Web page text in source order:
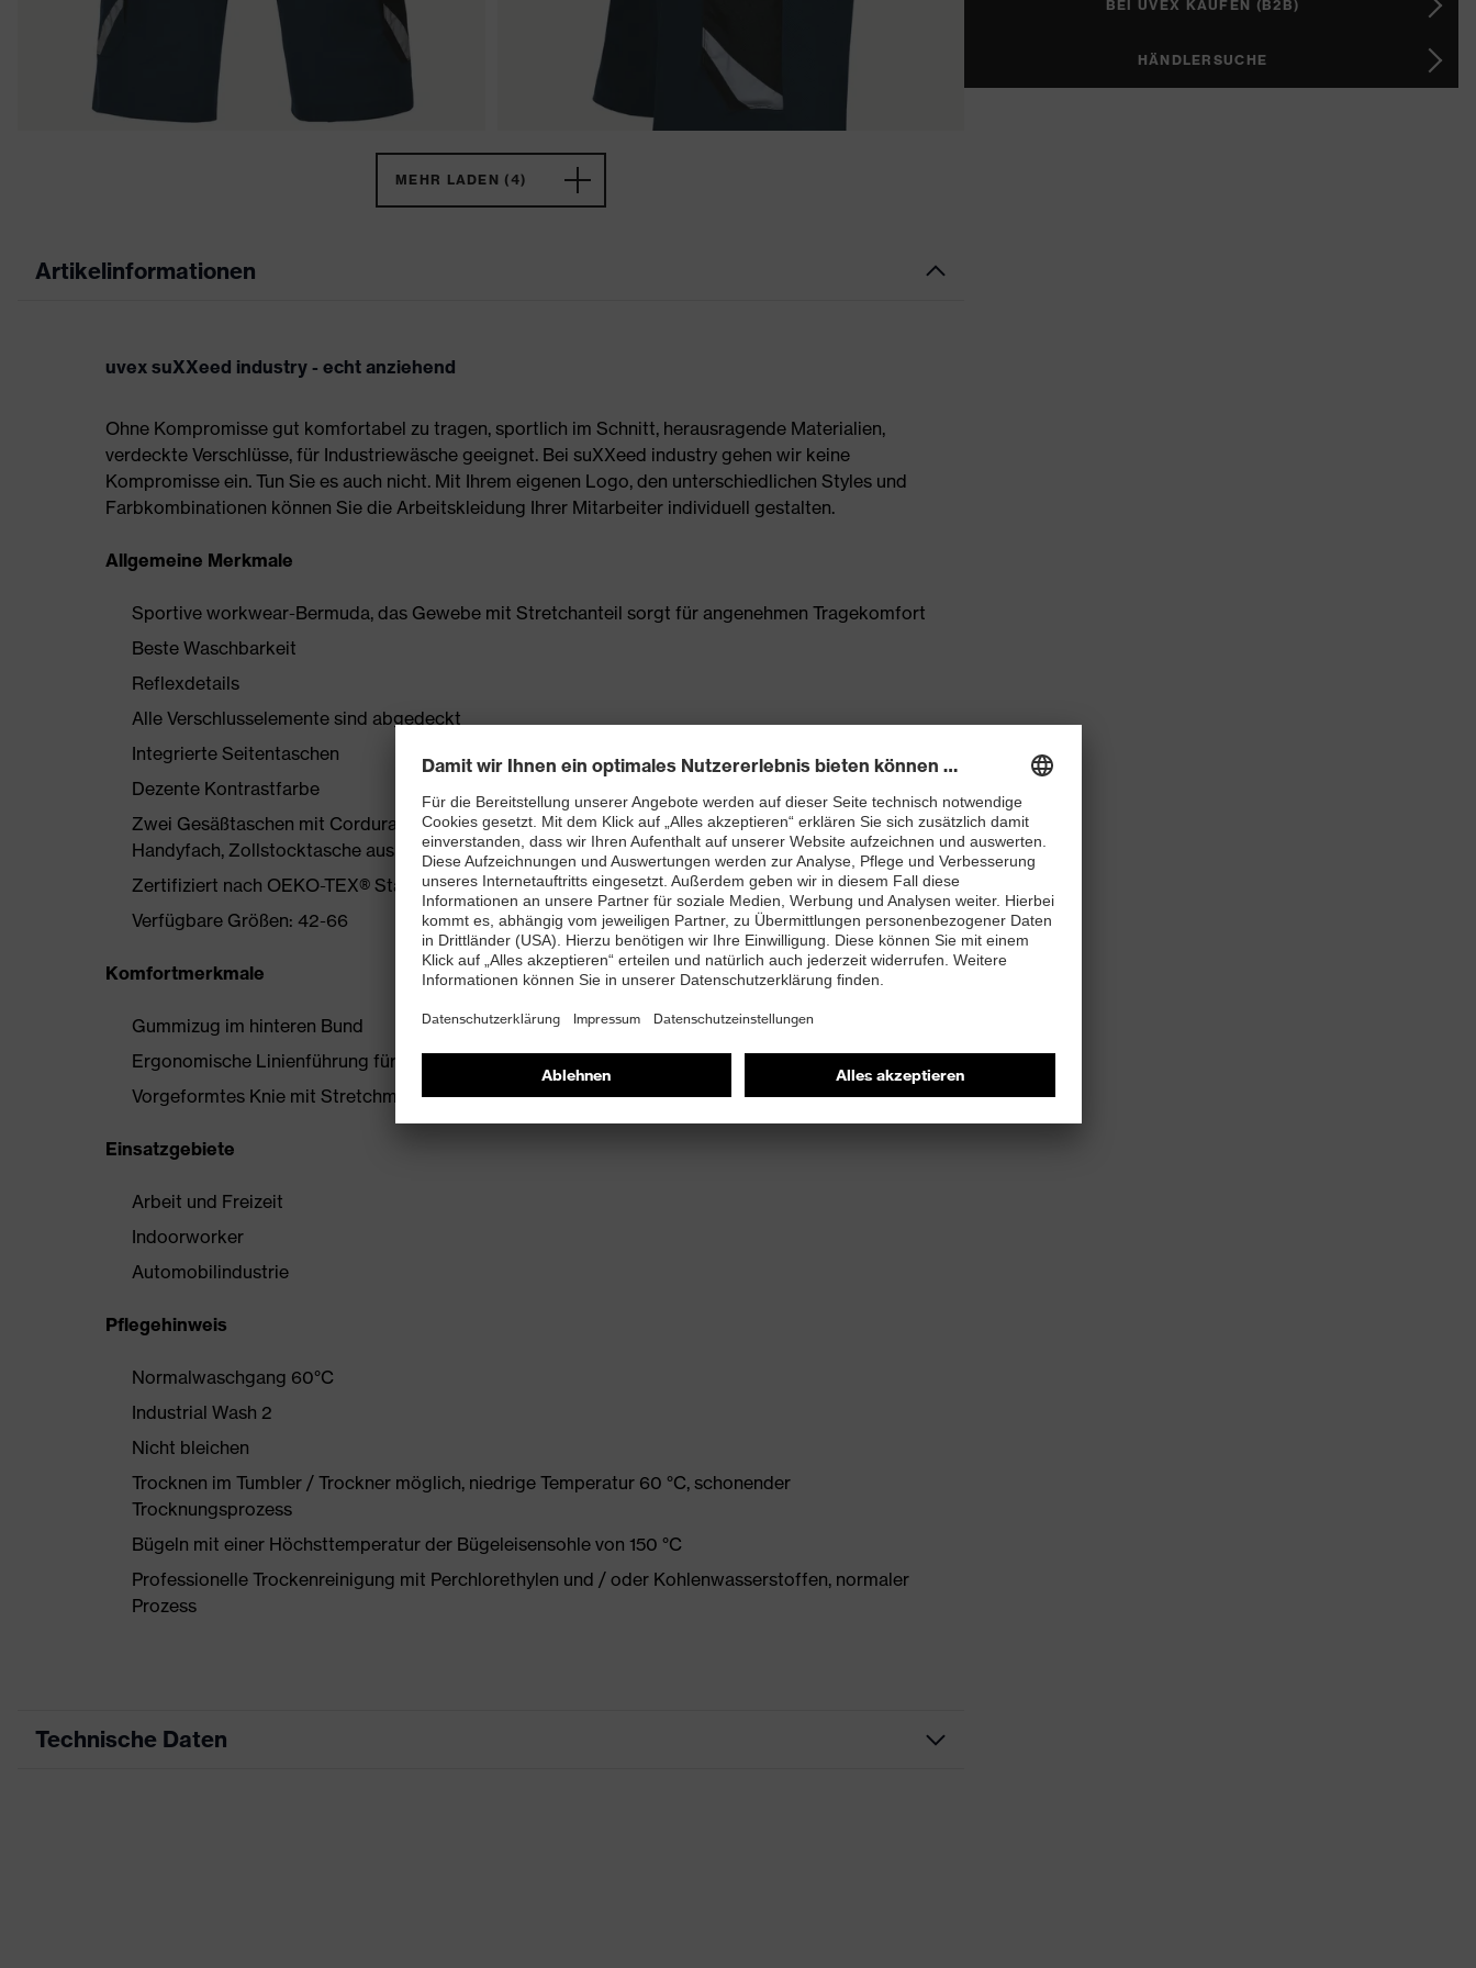
MEHR LADEN (4)
Artikelinformationen
uvex suXXeed industry - echt anziehend
Ohne Kompromisse gut komfortabel zu tragen, sportlich im Schnitt, herausragende Materialien,
verdeckte Verschlüsse, für Industriewäsche geeignet. Bei suXXeed industry gehen wir keine
Kompromisse ein. Tun Sie es auch nicht. Mit Ihrem eigenen Logo, den unterschiedlichen Styles und
Farbkombinationen können Sie die Arbeitskleidung Ihrer Mitarbeiter individuell gestalten.
Allgemeine Merkmale
Sportive workwear-Bermuda, das Gewebe mit Stretchanteil sorgt für angenehmen Tragekomfort
Beste Waschbarkeit
Reflexdetails
Alle Verschlusselemente sind abgedeckt
Integrierte Seitentaschen
Dezente Kontrastfarbe
Zwei Gesäßtaschen mit Cordura verstärkt, Schenkeltasche mit hohem Volumen und integriertem
Handyfach, Zollstocktasche aus Cordura
Zertifiziert nach OEKO-TEX® Standard 100
Verfügbare Größen: 42-66
Komfortmerkmale
Gummizug im hinteren Bund
Ergonomische Linienführung für mehr Bewegungsfreiheit
Vorgeformtes Knie mit Stretchmaterial
Einsatzgebiete
Arbeit und Freizeit
Indoorworker
Automobilindustrie
Pflegehinweis
Normalwaschgang 60°C
Industrial Wash 2
Nicht bleichen
Trocknen im Tumbler / Trockner möglich, niedrige Temperatur 60 °C, schonender
Trocknungsprozess
Bügeln mit einer Höchsttemperatur der Bügeleisensohle von 150 °C
Professionelle Trockenreinigung mit Perchlorethylen und / oder Kohlenwasserstoffen, normaler
Prozess
Technische Daten
BEI UVEX KAUFEN (B2B)
HÄNDLERSUCHE